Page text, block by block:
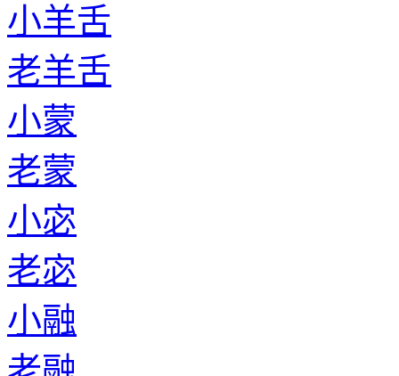
小羊舌
老羊舌
小蒙
老蒙
小宓
老宓
小融